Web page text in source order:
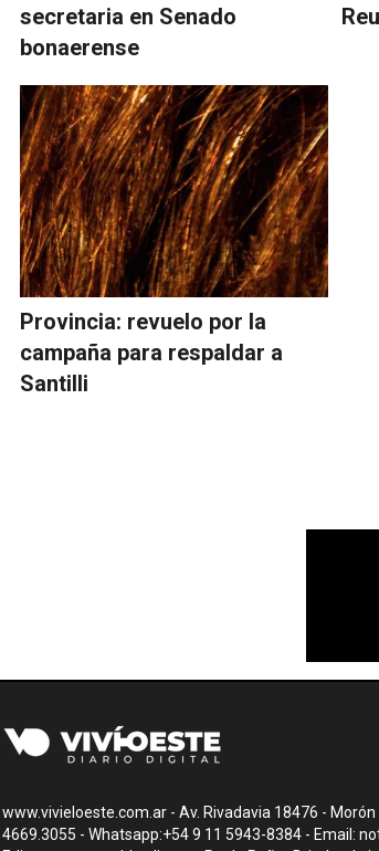
secretaria en Senado
bonaerense
Provincia: revuelo por la
campaña para respaldar a
Santilli
www.vivieloeste.com.ar - Av. Rivadavia 18476 -
4669.3055 - Whatsapp:+54 9 11 5943-8384 - Email: